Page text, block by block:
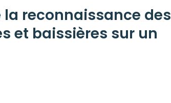
reconnaissance des
et baissières sur un